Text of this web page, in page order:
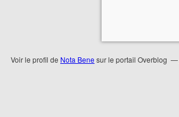
Voir le profil de Nota Bene sur le portail Overblog